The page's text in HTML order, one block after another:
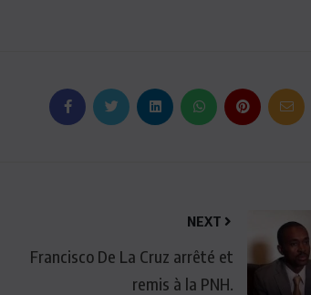
NEXT
Francisco De La Cruz arrêté et
remis à la PNH.